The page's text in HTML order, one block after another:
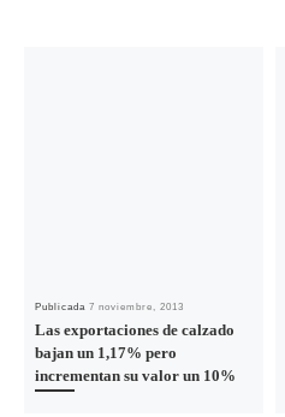
Publicada7 noviembre, 2013
Las exportaciones de calzado
bajan un 1,17% pero
incrementan su valor un 10%